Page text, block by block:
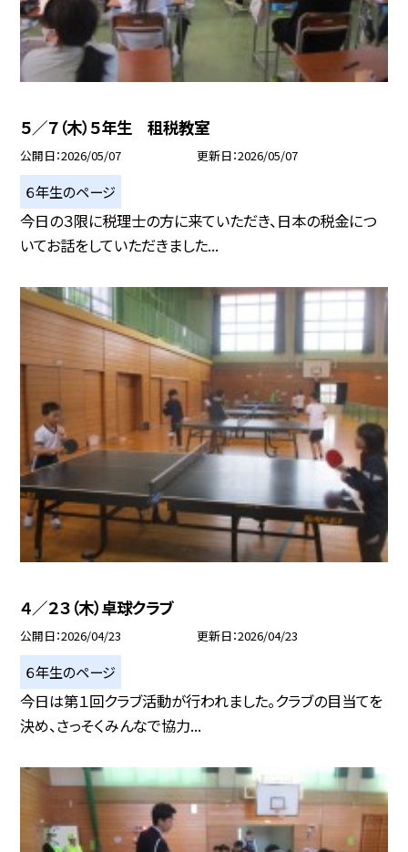
５／７（木）５年生 租税教室
公開日 2026/05/07 更新日 2026/05/07
６年生のページ
今日の３限に税理士の方に来ていただき、日本の税金につ
いてお話をしていただきました...
４／２３（木）卓球クラブ
公開日 2026/04/23 更新日 2026/04/23
６年生のページ
今日は第１回クラブ活動が行われました。クラブの目当てを
決め、さっそくみんなで協力...